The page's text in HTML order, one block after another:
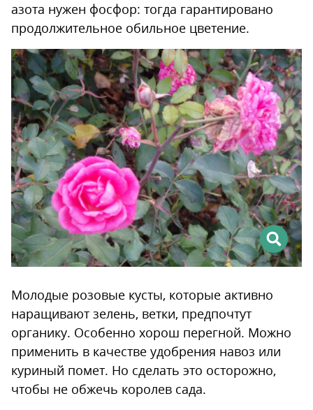
азота нужен фосфор: тогда гарантировано
продолжительное обильное цветение.
Молодые розовые кусты, которые активно
наращивают зелень, ветки, предпочтут
органику. Особенно хорош перегной. Можно
применить в качестве удобрения навоз или
куриный помет. Но сделать это осторожно,
чтобы не обжечь королев сада.